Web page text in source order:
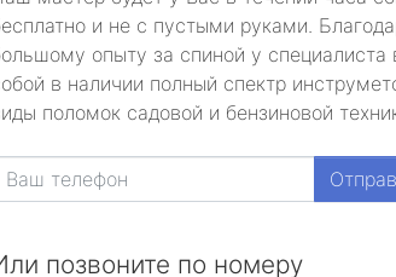
и не с пустыми руками.
опыту за спиной у специалиста
в наличии полный спектр
поломок садовой и бензиновой
позвоните по номеру